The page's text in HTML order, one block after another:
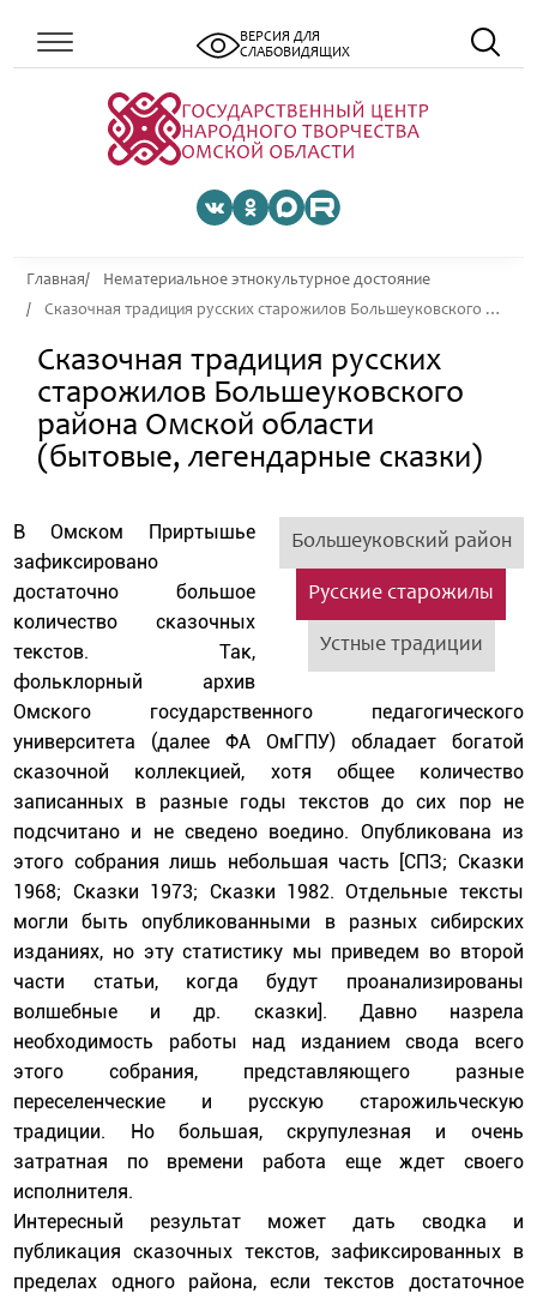
ВЕРСИЯ ДЛЯ
СЛАБОВИДЯЩИХ
Главная
Нематериальное этнокультурное достояние
Сказочная традиция русских старожилов Большеуковского района Омской области (бытовые, легендарные сказки)
Сказочная традиция русских
старожилов Большеуковского
района Омской области
(бытовые, легендарные сказки)
Большеуковский район
Русские старожилы
Устные традиции
В Омском Приртышье
зафиксировано
достаточно большое
количество сказочных
текстов. Так,
фольклорный архив
Омского государственного педагогического
университета (далее ФА ОмГПУ) обладает богатой
сказочной коллекцией, хотя общее количество
записанных в разные годы текстов до сих пор не
подсчитано и не сведено воедино. Опубликована из
этого собрания лишь небольшая часть [СПЗ; Сказки
1968; Сказки 1973; Сказки 1982. Отдельные тексты
могли быть опубликованными в разных сибирских
изданиях, но эту статистику мы приведем во второй
части статьи, когда будут проанализированы
волшебные и др. сказки]. Давно назрела
необходимость работы над изданием свода всего
этого собрания, представляющего разные
переселенческие и русскую старожильческую
традиции. Но большая, скрупулезная и очень
затратная по времени работа еще ждет своего
исполнителя.
Интересный результат может дать сводка и
публикация сказочных текстов, зафиксированных в
пределах одного района, если текстов достаточное